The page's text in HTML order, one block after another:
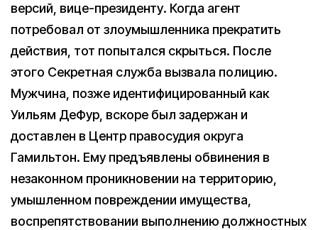
версий, вице-президенту. Когда агент
потребовал от злоумышленника прекратить
действия, тот попытался скрыться. После
этого Секретная служба вызвала полицию.
Мужчина, позже идентифицированный как
Уильям ДеФур, вскоре был задержан и
доставлен в Центр правосудия округа
Гамильтон. Ему предъявлены обвинения в
незаконном проникновении на территорию,
умышленном повреждении имущества,
воспрепятствовании выполнению должностных